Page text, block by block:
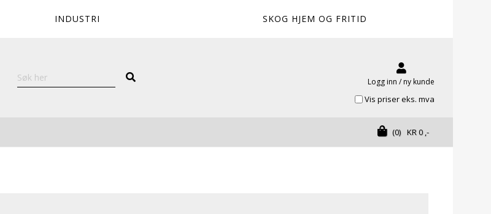
INDUSTRI SKOG HJEM OG FRITID
Logg inn / ny kunde
Vis priser eks. mva
KR0,-
(0)